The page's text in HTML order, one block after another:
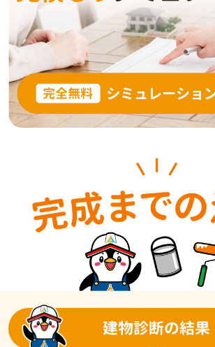
建物診断の結果